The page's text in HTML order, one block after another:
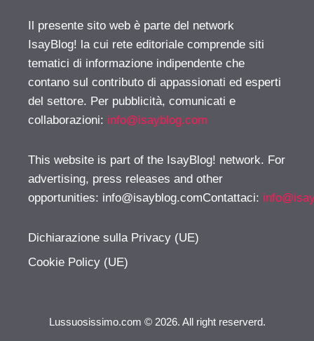
Il presente sito web è parte del network
IsayBlog! la cui rete editoriale comprende siti
tematici di informazione indipendente che
contano sul contributo di appassionati ed esperti
del settore. Per pubblicità, comunicati e
collaborazioni: info@isayblog.com
This website is part of the IsayBlog! network. For
advertising, press releases and other
opportunities: info@isayblog.comContattaci:
Dichiarazione sulla Privacy (UE)
Cookie Policy (UE)
Lussuosissimo.com © 2026. All right reserverd.